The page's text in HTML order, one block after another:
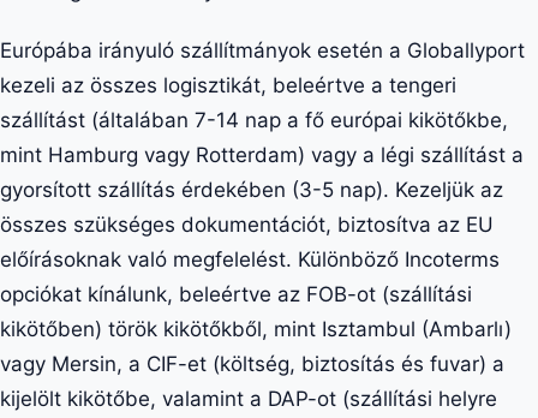
Európába irányuló szállítmányok esetén a Globallyport
kezeli az összes logisztikát, beleértve a tengeri
szállítást (általában 7-14 nap a fő európai kikötőkbe,
mint Hamburg vagy Rotterdam) vagy a légi szállítást a
gyorsított szállítás érdekében (3-5 nap). Kezeljük az
összes szükséges dokumentációt, biztosítva az EU
előírásoknak való megfelelést. Különböző Incoterms
opciókat kínálunk, beleértve az FOB-ot (szállítási
kikötőben) török kikötőkből, mint Isztambul (Ambarlı)
vagy Mersin, a CIF-et (költség, biztosítás és fuvar) a
kijelölt kikötőbe, valamint a DAP-ot (szállítási helyre